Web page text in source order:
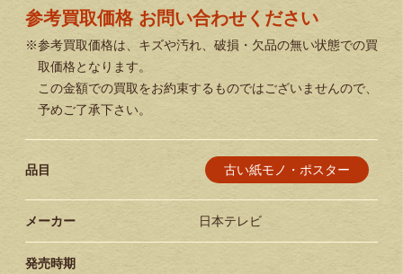
参考買取価格 お問い合わせください
※参考買取価格は、キズや汚れ、破損・欠品の無い状態での買
取価格となります。
この金額での買取をお約束するものではございませんので、
予めご了承下さい。
品目 古い紙モノ・ポスター
メーカー 日本テレビ
発売時期